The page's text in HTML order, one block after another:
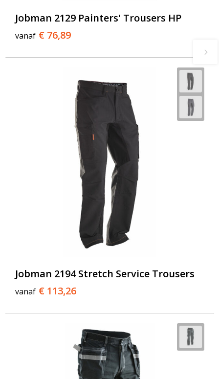
Jobman 2129 Painters' Trousers HP
vanaf € 76,89
Jobman 2194 Stretch Service Trousers
vanaf € 113,26